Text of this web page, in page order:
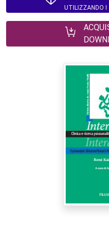
UTILIZZANDO I